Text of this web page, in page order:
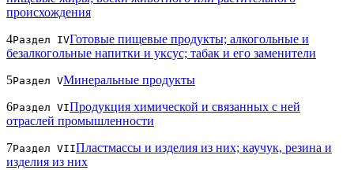
происхождения
4Раздел IVГотовые пищевые продукты; алкогольные и
безалкогольные напитки и уксус; табак и его заменители
5Раздел VМинеральные продукты
6Раздел VIПродукция химической и связанных с ней
отраслей промышленности
7Раздел VIIПластмассы и изделия из них; каучук, резина и
изделия из них